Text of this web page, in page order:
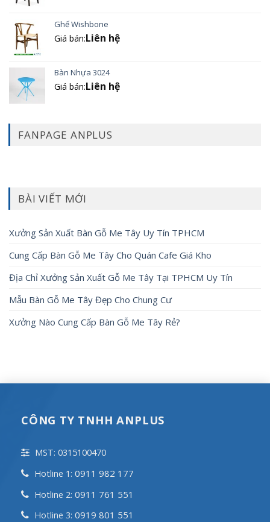
Ghế Wishbone
Giá bán:Liên hệ
Bàn Nhựa 3024
Giá bán:Liên hệ
FANPAGE ANPLUS
BÀI VIẾT MỚI
Xưởng Sản Xuất Bàn Gỗ Me Tây Uy Tín TPHCM
Cung Cấp Bàn Gỗ Me Tây Cho Quán Cafe Giá Kho
Địa Chỉ Xưởng Sản Xuất Gỗ Me Tây Tại TPHCM Uy Tín
Mẫu Bàn Gỗ Me Tây Đẹp Cho Chung Cư
Xưởng Nào Cung Cấp Bàn Gỗ Me Tây Rẻ?
CÔNG TY TNHH ANPLUS
MST: 0315100470
Hotline 1: 0911 982 177
Hotline 2: 0911 761 551
Hotline 3: 0919 801 551